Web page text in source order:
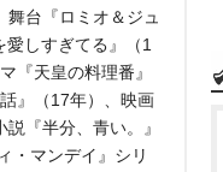
台『ロミオ＆ジュ
しすぎてる』（1
『天皇の料理番』
』（17年）、映画
『半分、青い。』
・マンデイ』シリ